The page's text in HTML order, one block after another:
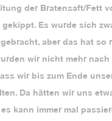
der Bratensaft/Fett
Es wurde sich
aber das hat so
wir nicht mehr nach
wir bis zum Ende
Da hätten wir uns
kann immer mal